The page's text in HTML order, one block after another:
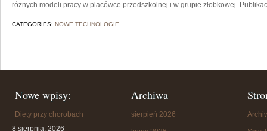
różnych modeli pracy w placówce przedszkolnej i w grupie żłobkowej.
CATEGORIES: NOWE TECHNOLOGIE
Nowe wpisy:
Diety przy chorobach
8 sierpnia, 2026
Archiwa
sierpień 2026